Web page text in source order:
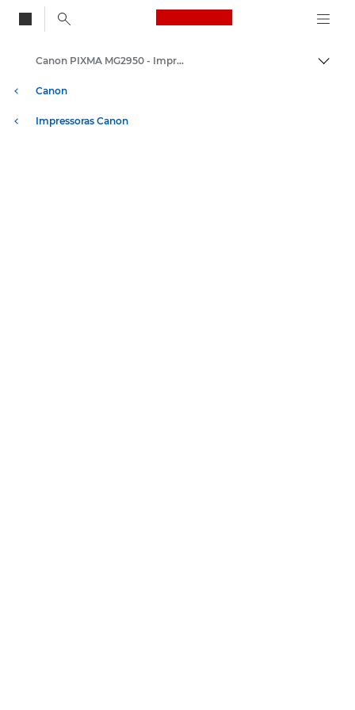
Canon Logo, back
Canon
Impressoras Canon
Canon PIXMA MG2950 - Impressoras fotográficas a jato de tinta